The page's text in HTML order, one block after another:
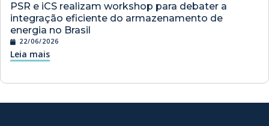
PSR e iCS realizam workshop para debater a
integração eficiente do armazenamento de
energia no Brasil
22/06/2026
Leia mais